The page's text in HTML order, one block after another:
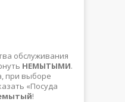
обслуживания
НЕМЫТЫМИ.
при выборе
«Посуда
!